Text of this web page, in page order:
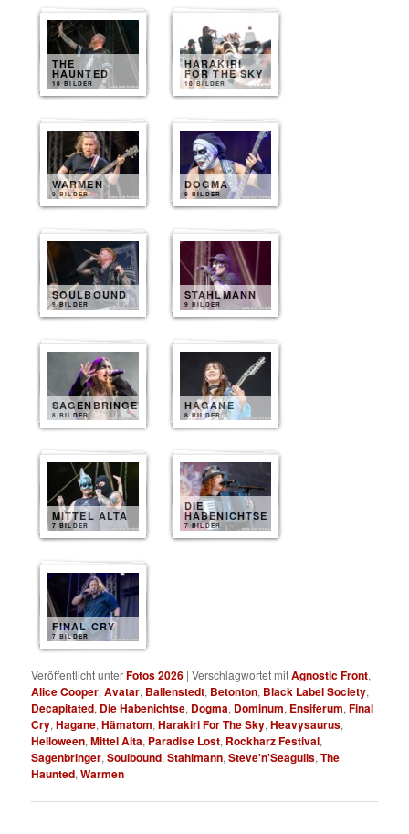
THE
HAUNTED
10 BILDER
HARAKIRI
FOR THE SKY
10 BILDER
WARMEN
9 BILDER
DOGMA
9 BILDER
SOULBOUND
9 BILDER
STAHLMANN
9 BILDER
SAGENBRINGER
8 BILDER
HAGANE
8 BILDER
MITTEL ALTA
7 BILDER
DIE
HABENICHTSE
7 BILDER
FINAL CRY
7 BILDER
Veröffentlicht unterFotos 2026 |Verschlagwortet mitAgnostic Front,
Alice Cooper,Avatar, Ballenstedt, Betonton, Black Label Society,
Decapitated, Die Habenichtse, Dogma, Dominum, Ensiferum,Final
Cry,Hagane,Hämatom,Harakiri For The Sky,Heavysaurus,
Helloween,Mittel Alta, Paradise Lost, Rockharz Festival,
Sagenbringer,Soulbound,Stahlmann,Steve'n'Seagulls,The
Haunted,Warmen